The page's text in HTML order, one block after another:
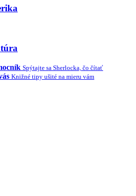
Spýtajte sa Sherlocka, čo čítať
Knižné tipy ušité na mieru vám